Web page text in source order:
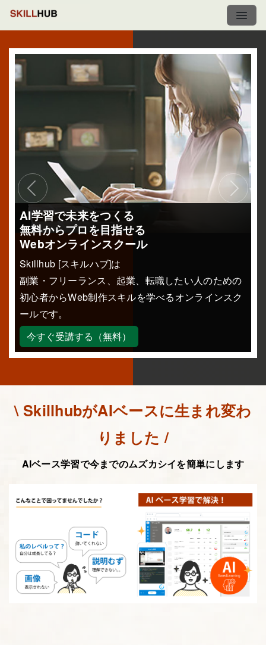
AI学習で未来をつくる
無料からプロを目指せる
Webオンラインスクール
Skillhub [スキルハブ]は
副業・フリーランス、起業、転職したい人のための
初心者からWeb制作スキルを学べるオンラインスク
ールです。
今すぐ受講する（無料）
Previous Next
\ SkillhubがAIベースに生まれ変わ
りました /
AIベース学習で今までのムズカシイを簡単にします